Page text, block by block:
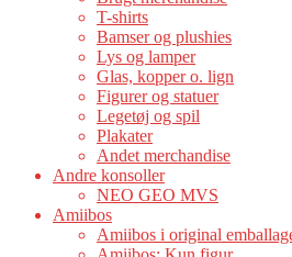
T-shirts
Bamser og plushies
Lys og lamper
Glas, kopper o. lign
Figurer og statuer
Legetøj og spil
Plakater
Andet merchandise
Andre konsoller
NEO GEO MVS
Amiibos
Amiibos i original